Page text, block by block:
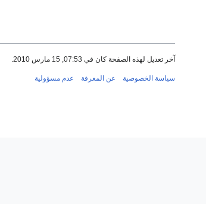
آخر تعديل لهذه الصفحة كان في 07:53, 15 مارس 2010.
سياسة الخصوصية عن المعرفة عدم مسؤولية